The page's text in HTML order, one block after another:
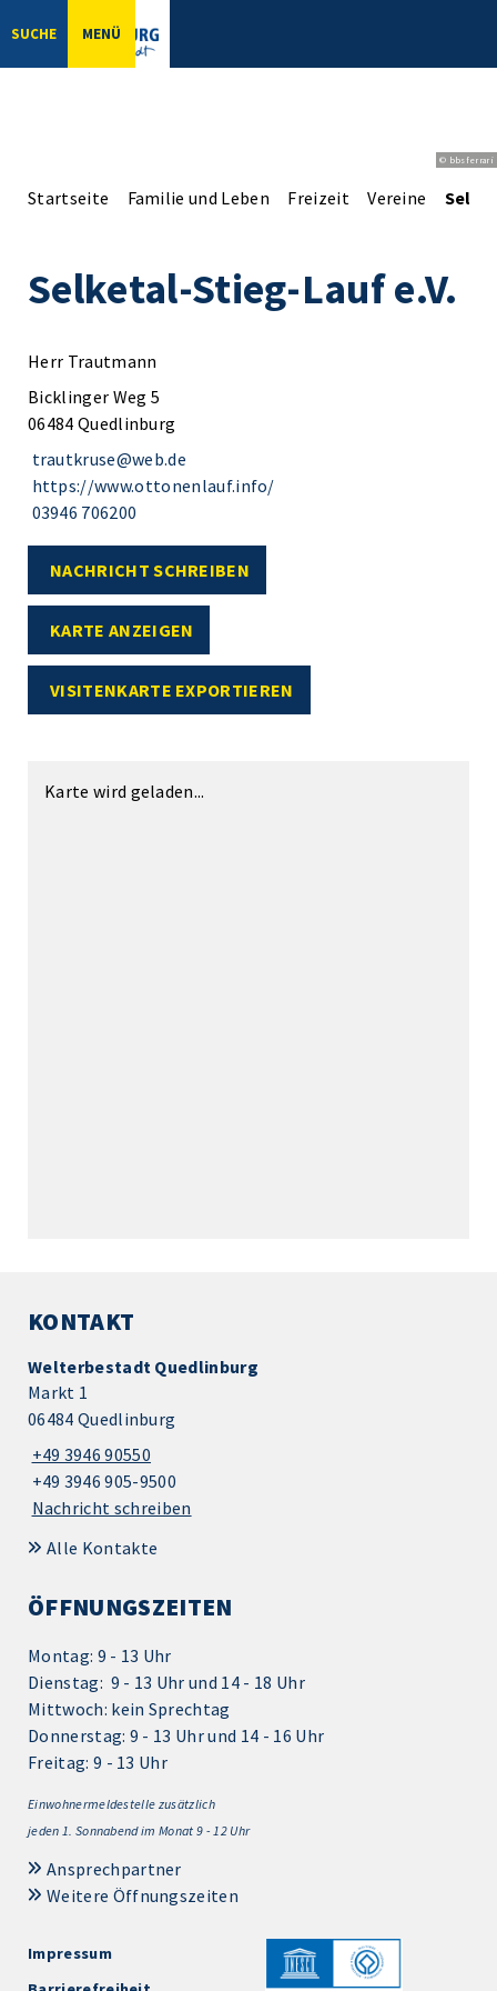
SUCHE MENÜ
© bbsferrari
Startseite Familie und Leben Freizeit Vereine
Selketal-Stieg-Lauf e.V.
Herr Trautmann
Bicklinger Weg 5
06484 Quedlinburg
trautkruse@web.de
https://www.ottonenlauf.info/
03946 706200
NACHRICHT SCHREIBEN
KARTE ANZEIGEN
VISITENKARTE EXPORTIEREN
Karte wird geladen...
KONTAKT
Welterbestadt Quedlinburg
Markt 1
06484 Quedlinburg
+49 3946 90550
+49 3946 905-9500
Nachricht schreiben
Alle Kontakte
ÖFFNUNGSZEITEN
Montag: 9 - 13 Uhr
Dienstag: 9 - 13 Uhr und 14 - 18 Uhr
Mittwoch: kein Sprechtag
Donnerstag: 9 - 13 Uhr und 14 - 16 Uhr
Freitag: 9 - 13 Uhr
Einwohnermeldestelle zusätzlich
jeden 1. Sonnabend im Monat 9 - 12 Uhr
Ansprechpartner
Weitere Öffnungszeiten
Impressum